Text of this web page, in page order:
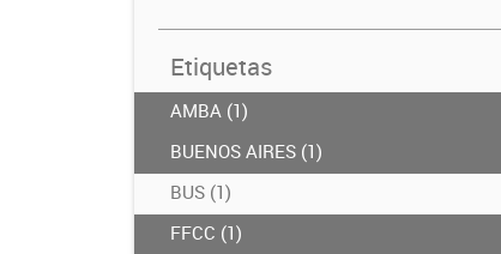
Etiquetas
AMBA (1)
BUENOS AIRES (1)
BUS (1)
FFCC (1)